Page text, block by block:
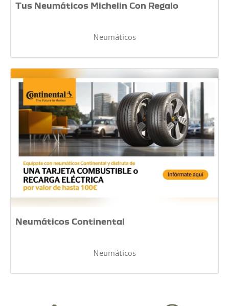
Tus Neumáticos Michelin Con Regalo
Neumáticos
Neumáticos Continental
Neumáticos